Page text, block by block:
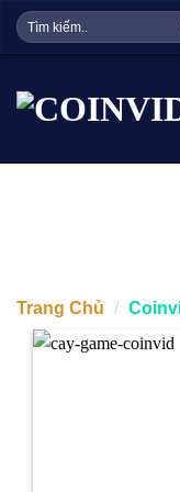
Skip
Trang Chủ /